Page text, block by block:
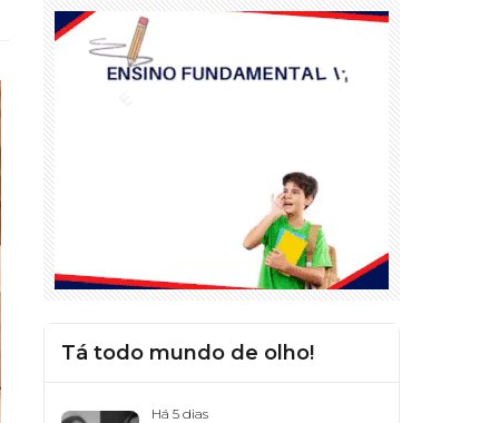
Tá todo mundo de olho!
Há 5 dias